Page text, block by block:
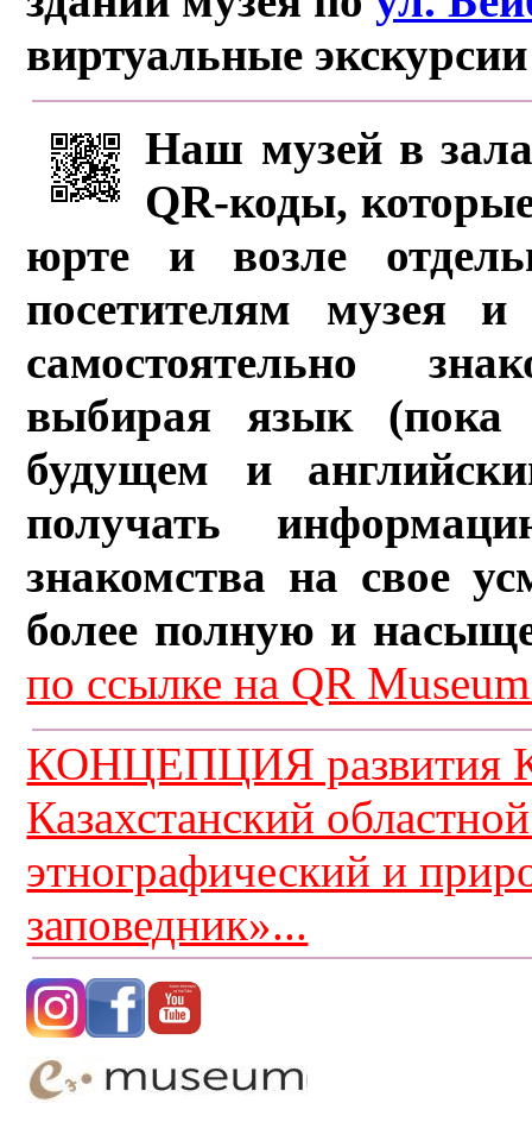
виртуальные
Наш музей в
QR-коды,
юрте и возле
посетителям музея и
самостоятельно
выбирая язык (пока
будущем и
получать
знакомства на свое
более полную и
по ссылке на QR
КОНЦЕПЦИЯ развития
Казахстанский
этнографический и
заповедник»...